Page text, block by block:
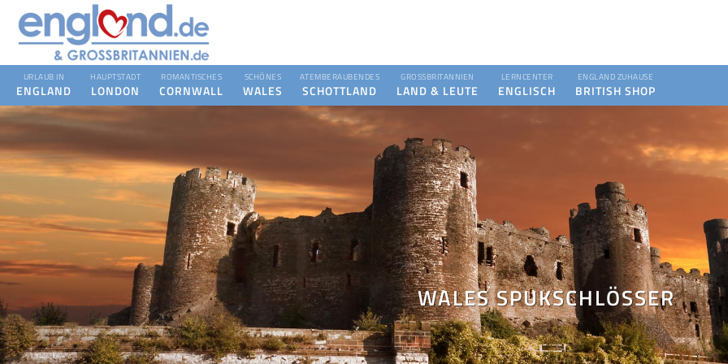
URLAUB IN
ENGLAND
HAUPTSTADT
LONDON
ROMANTISCHES
CORNWALL
SCHÖNES
WALES
ATEMBERAUBENDES
SCHOTTLAND
GROSSBRITANNIEN
LAND & LEUTE
LERNCENTER
ENGLISCH
ENGLAND ZUHAUSE
BRITISH SHOP
WALES SPUKSCHLÖSSER